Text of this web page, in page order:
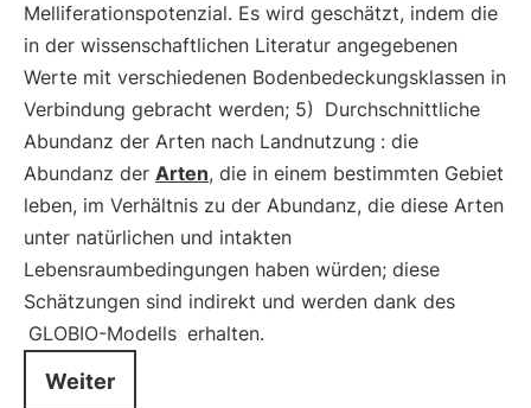
Melliferationspotenzial. Es wird geschätzt, indem die
in der wissenschaftlichen Literatur angegebenen
Werte mit verschiedenen Bodenbedeckungsklassen in
Verbindung gebracht werden; 5) Durchschnittliche
Abundanz der Arten nach Landnutzung : die
Abundanz der Arten, die in einem bestimmten Gebiet
leben, im Verhältnis zu der Abundanz, die diese Arten
unter natürlichen und intakten
Lebensraumbedingungen haben würden; diese
Schätzungen sind indirekt und werden dank des
GLOBIO-Modells erhalten.
Weiter